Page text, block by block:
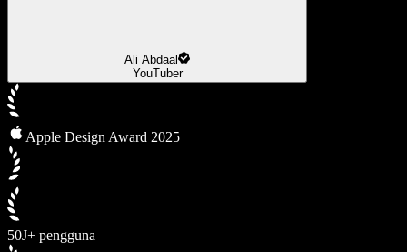
Ali Abdaal
YouTuber
Apple Design Award 2025
50J+ pengguna